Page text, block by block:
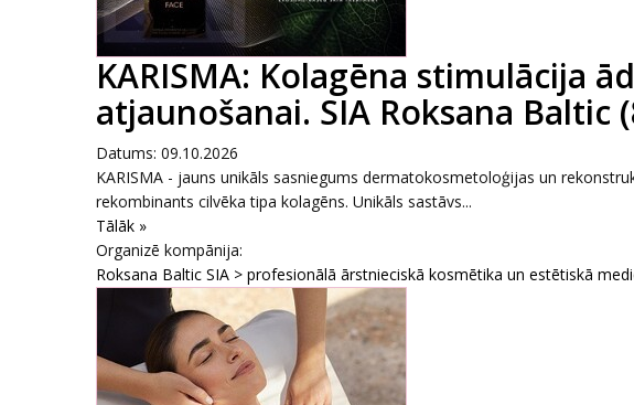
KARISMA: Kolagēna stimulācija
atjaunošanai. SIA Roksana Baltic
Datums: 09.10.2026
KARISMA - jauns unikāls sasniegums dermatokosmetoloģijas un
rekombinants cilvēka tipa kolagēns. Unikāls sastāvs...
Tālāk »
Organizē kompānija:
Roksana Baltic SIA > profesionālā ārstnieciskā kosmētika un estētiskā